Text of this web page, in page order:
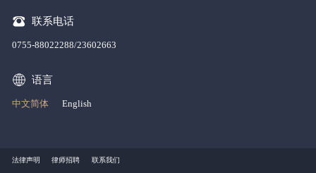
联系电话
0755-88022288/23602663
语言
中文简体 English
法律声明 律师招聘 联系我们